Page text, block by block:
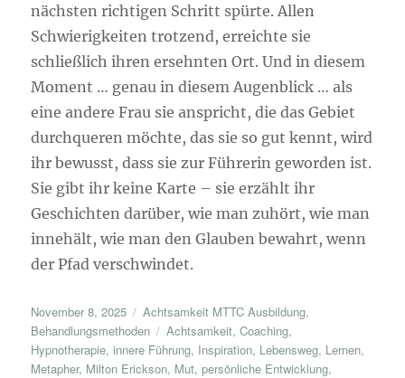
nächsten richtigen Schritt spürte. Allen
Schwierigkeiten trotzend, erreichte sie
schließlich ihren ersehnten Ort. Und in diesem
Moment … genau in diesem Augenblick … als
eine andere Frau sie anspricht, die das Gebiet
durchqueren möchte, das sie so gut kennt, wird
ihr bewusst, dass sie zur Führerin geworden ist.
Sie gibt ihr keine Karte – sie erzählt ihr
Geschichten darüber, wie man zuhört, wie man
innehält, wie man den Glauben bewahrt, wenn
der Pfad verschwindet.
Veröffentlicht
am
November 8, 2025 Kategorien
Achtsamkeit MTTC Ausbildung,
Behandlungsmethoden
Schlagwörter
Achtsamkeit,Coaching,
Hypnotherapie,innere Führung, Inspiration, Lebensweg, Lernen,
Metapher, Milton Erickson, Mut,persönliche Entwicklung,